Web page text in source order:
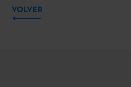
VOLVER